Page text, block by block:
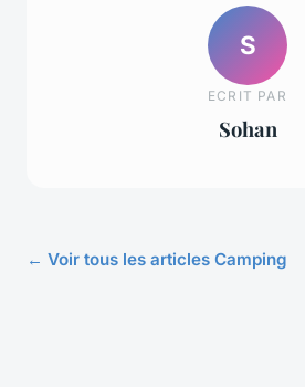
S
ECRIT PAR
Sohan
← Voir tous les articles Camping